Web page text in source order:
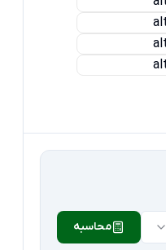
محاسبه